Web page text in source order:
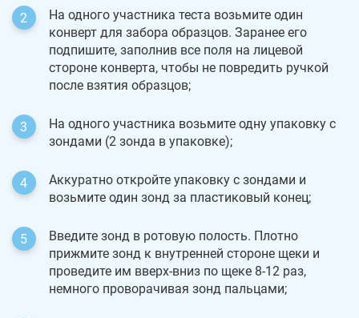
На одного участника теста возьмите один
конверт для забора образцов. Заранее его
подпишите, заполнив все поля на лицевой
стороне конверта, чтобы не повредить ручкой
после взятия образцов;
На одного участника возьмите одну упаковку с
зондами (2 зонда в упаковке);
Аккуратно откройте упаковку с зондами и
возьмите один зонд за пластиковый конец;
Введите зонд в ротовую полость. Плотно
прижмите зонд к внутренней стороне щеки и
проведите им вверх-вниз по щеке 8-12 раз,
немного проворачивая зонд пальцами;